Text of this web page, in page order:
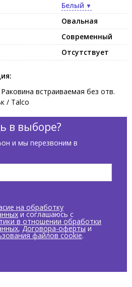
Белый
Овальная
Современный
Отсутствует
встраиваемая без отв.
/ Talco
в выборе?
и мы перезвоним в
на обработку
и соглашаюсь с
в отношении обработки
,Договора-офертыи
файлов cookie.